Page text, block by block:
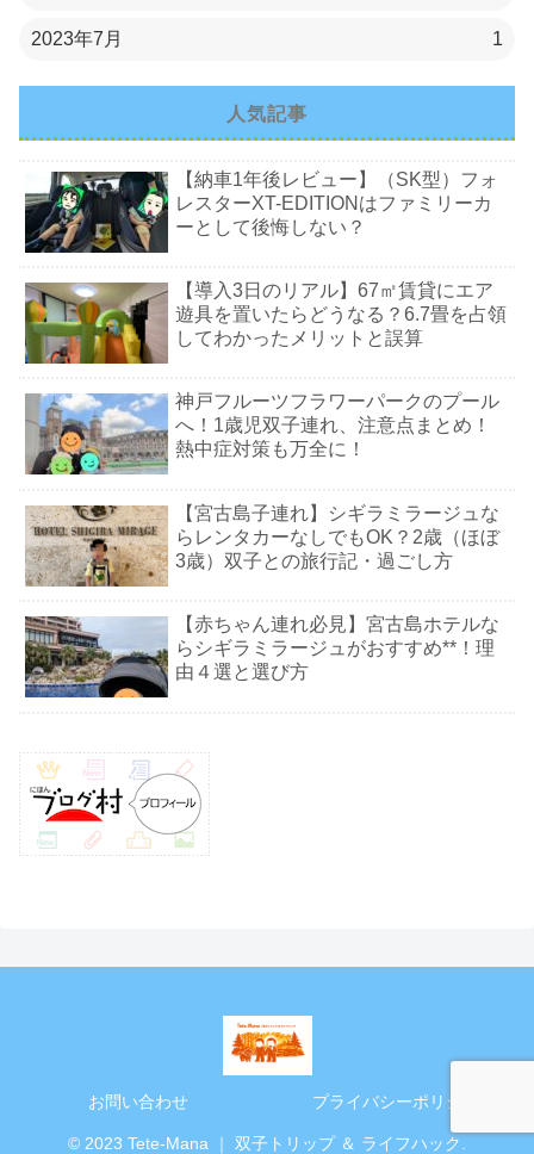
2023年7月 1
人気記事
【納車1年後レビュー】（SK型）フォ
レスターXT-EDITIONはファミリーカ
ーとして後悔しない？
【導入3日のリアル】67㎡賃貸にエア
遊具を置いたらどうなる？6.7畳を占領
してわかったメリットと誤算
神戸フルーツフラワーパークのプール
へ！1歳児双子連れ、注意点まとめ！
熱中症対策も万全に！
【宮古島子連れ】シギラミラージュな
らレンタカーなしでもOK？2歳（ほぼ
3歳）双子との旅行記・過ごし方
【赤ちゃん連れ必見】宮古島ホテルな
らシギラミラージュがおすすめ**！理
由４選と選び方
お問い合わせ プライバシーポリシー
© 2023 Tete-Mana ｜ 双子トリップ ＆ ライフハック.